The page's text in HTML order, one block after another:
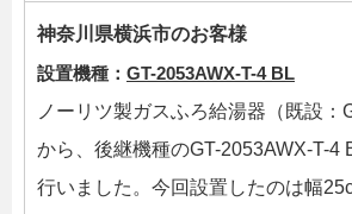
神奈川県横浜市のお客様
設置機種： GT-2053AWX-T-4 BL
ノーリツ製ガスふろ給湯器（既設：
から、後継機種のGT-2053AWX-T-4
行いました。今回設置したのは幅